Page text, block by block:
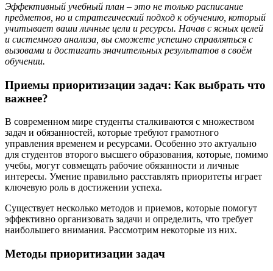
Эффективный учебный план – это не только расписание
предметов, но и стратегический подход к обучению, который
учитывает ваши личные цели и ресурсы. Начав с ясных целей
и системного анализа, вы сможете успешно справляться с
вызовами и достигать значительных результатов в своём
обучении.
Приемы приоритизации задач: Как выбрать что
важнее?
В современном мире студенты сталкиваются с множеством
задач и обязанностей, которые требуют грамотного
управления временем и ресурсами. Особенно это актуально
для студентов второго высшего образования, которые, помимо
учебы, могут совмещать рабочие обязанности и личные
интересы. Умение правильно расставлять приоритеты играет
ключевую роль в достижении успеха.
Существует несколько методов и приемов, которые помогут
эффективно организовать задачи и определить, что требует
наибольшего внимания. Рассмотрим некоторые из них.
Методы приоритизации задач